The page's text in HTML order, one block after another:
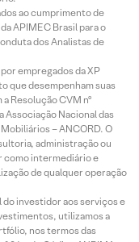
ao cumprimento de
APIMEC Brasil para o
dos Analistas de
empregados da XP
que desempenham suas
Resolução CVM nº
Nacional das
– ANCORD. O
administração ou
como intermediário e
de qualquer operação
do investidor aos serviços e
utilizamos a
nos termos das